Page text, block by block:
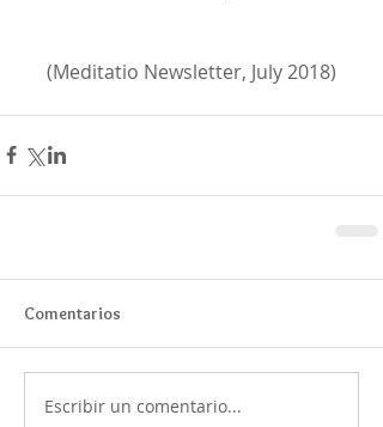
(Meditatio Newsletter, July 2018)
Comentarios
Escribir un comentario...